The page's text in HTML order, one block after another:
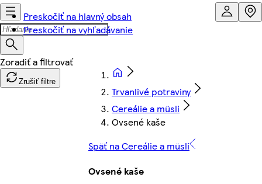
Preskočiť na hlavný obsah
Preskočiť na vyhľadávanie
Zrušiť filtre
Trvanlivé potraviny
Cereálie a müsli
Ovsené kaše
Späť na Cereálie a müsli
Ovsené kaše